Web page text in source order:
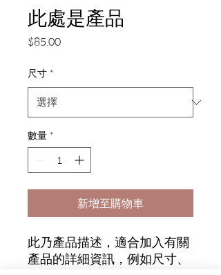
此處是產品
$85.00價
尺寸 *
數量 *
新增至購物車
此乃產品描述，適合加入有關
產品的詳細資訊，例如尺寸、